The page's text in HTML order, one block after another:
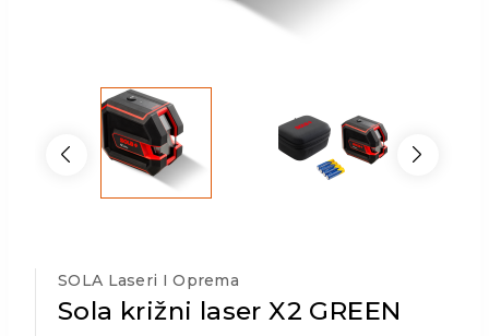
SOLA Laseri I Oprema
Sola križni laser X2 GREEN